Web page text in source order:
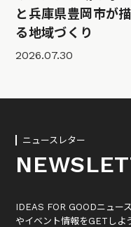
と兵庫県豊岡市が
る地域づくり
2026.07.30
ニュースレター
IDEAS FOR GOODニュー
やイベント情報をGETしよ